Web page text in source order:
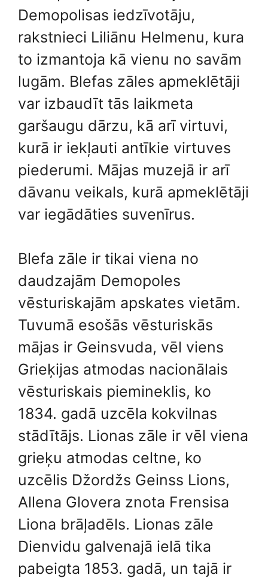
Demopolisas iedzīvotāju,
rakstnieci Liliānu Helmenu, kura
to izmantoja kā vienu no savām
lugām. Blefas zāles apmeklētāji
var izbaudīt tās laikmeta
garšaugu dārzu, kā arī virtuvi,
kurā ir iekļauti antīkie virtuves
piederumi. Mājas muzejā ir arī
dāvanu veikals, kurā apmeklētāji
var iegādāties suvenīrus.
Blefa zāle ir tikai viena no
daudzajām Demopoles
vēsturiskajām apskates vietām.
Tuvumā esošās vēsturiskās
mājas ir Geinsvuda, vēl viens
Grieķijas atmodas nacionālais
vēsturiskais piemineklis, ko
1834. gadā uzcēla kokvilnas
stādītājs. Lionas zāle ir vēl viena
grieķu atmodas celtne, ko
uzcēlis Džordžs Geinss Lions,
Allena Glovera znota Frensisa
Liona brāļadēls. Lionas zāle
Dienvidu galvenajā ielā tika
pabeigta 1853. gadā, un tajā ir